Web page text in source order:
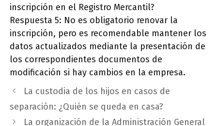
inscripción en el Registro Mercantil?
Respuesta 5: No es obligatorio renovar la
inscripción, pero es recomendable mantener los
datos actualizados mediante la presentación de
los correspondientes documentos de
modificación si hay cambios en la empresa.
La custodia de los hijos en casos de
separación: ¿Quién se queda en casa?
La organización de la Administración General